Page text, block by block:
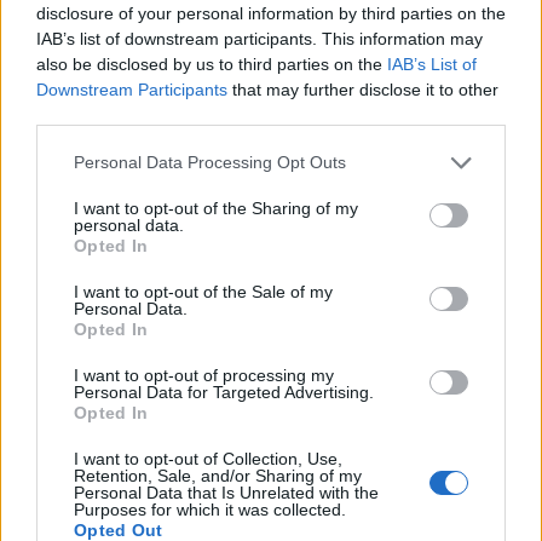
disclosure of your personal information by third parties on the
IAB’s list of downstream participants. This information may
also be disclosed by us to third parties on the IAB’s List of
Downstream Participants that may further disclose it to other
Personal Data Processing Opt Outs
I want to opt-out of the Sharing of my
personal data.
Opted In
I want to opt-out of the Sale of my
Personal Data.
Opted In
I want to opt-out of processing my
Personal Data for Targeted Advertising.
Opted In
I want to opt-out of Collection, Use,
Retention, Sale, and/or Sharing of my
Personal Data that Is Unrelated with the
Purposes for which it was collected.
Opted Out
squadra nel Calvisano è approdato al Petrarca
Padova nel 2023.